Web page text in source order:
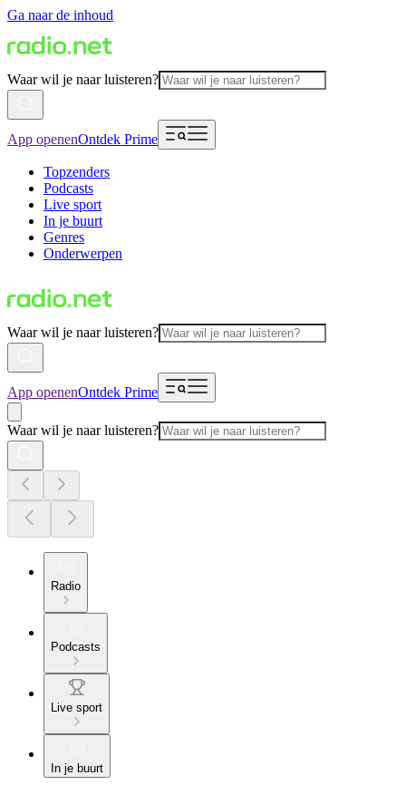
Ga naar de inhoud
Waar wil je naar luisteren?
App openenOntdek Prime
Topzenders
Podcasts
Live sport
In je buurt
Genres
Onderwerpen
Waar wil je naar luisteren?
App openenOntdek Prime
Waar wil je naar luisteren?
Radio
Podcasts
Live sport
In je buurt